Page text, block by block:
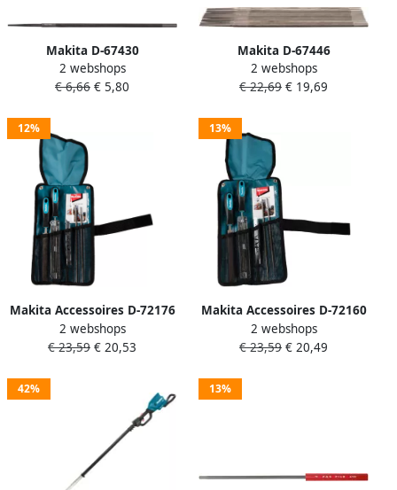
Makita D-67430
Kettingzaagvijl 5 5mm 2pc |
Mtools
2 webshops
€ 6,66 € 5,80
Makita D-67446
Kettingzaagvijl 5 5mm 12pc
| Mtools
2 webshops
€ 22,69 € 19,69
12%
Makita Accessoires D-72176
| Kettingzaagvijlset | 4.8
mm D-72176
2 webshops
€ 23,59 € 20,53
13%
Makita Accessoires D-72160
| Kettingzaagvijlset | 4.5
mm D-72160
2 webshops
€ 23,59 € 20,49
42% 13%